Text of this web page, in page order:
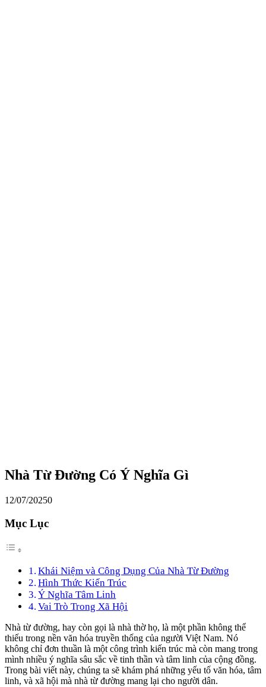
Nhà Từ Đường Có Ý Nghĩa Gì
12/07/20250
Mục Lục
Khái Niệm và Công Dụng Của Nhà Từ Đường
Hình Thức Kiến Trúc
Ý Nghĩa Tâm Linh
Vai Trò Trong Xã Hội
Nhà từ đường, hay còn gọi là nhà thờ họ, là một phần không thể
thiếu trong nền văn hóa truyền thống của người Việt Nam. Nó
không chỉ đơn thuần là một công trình kiến trúc mà còn mang trong
mình nhiều ý nghĩa sâu sắc về tinh thần và tâm linh của cộng đồng.
Trong bài viết này, chúng ta sẽ khám phá những yếu tố văn hóa, tâm
linh, và xã hội mà nhà từ đường mang lại cho người dân.